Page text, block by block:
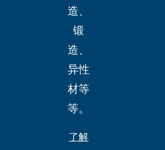
造、
锻
造、
异性
材等
等。
了解